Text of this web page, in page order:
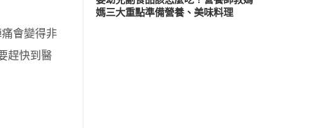
會變得非
趕快到醫
媽三大重點準備營養、美味料理